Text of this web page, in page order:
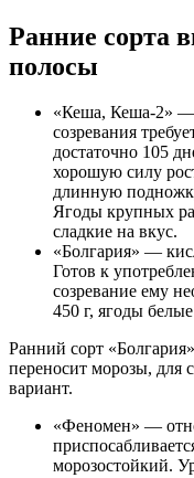
Ранние сорта
полосы
«Кеша, Кеша-2» —
созревания
достаточно 105
хорошую силу
длинную
Ягоды крупных
сладкие на вкус.
«Болгария» —
Готов к
созревание ему
450 г, ягоды
Ранний сорт
переносит морозы, для
вариант.
«Феномен» —
морозостойкий.